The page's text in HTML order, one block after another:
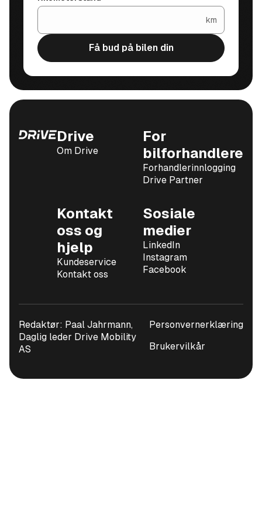
km
Få bud på bilen din
Drive
Om Drive
For
bilforhandlere
Forhandlerinnlogging
Drive Partner
Kontakt
oss og
hjelp
Kundeservice
Kontakt oss
Sosiale
medier
LinkedIn
Instagram
Facebook
Redaktør: Paal Jahrmann,
Daglig leder Drive Mobility
AS
Personvernerklæring
Brukervilkår